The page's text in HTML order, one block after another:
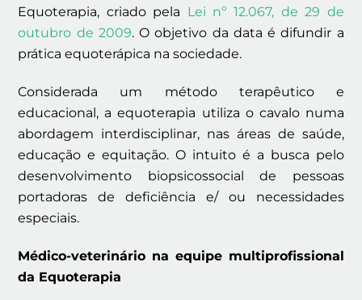
Equoterapia, criado pela Lei nº 12.067, de 29 de
outubro de 2009. O objetivo da data é difundir a
prática equoterápica na sociedade.
Considerada um método terapêutico e
educacional, a equoterapia utiliza o cavalo numa
abordagem interdisciplinar, nas áreas de saúde,
educação e equitação. O intuito é a busca pelo
desenvolvimento biopsicossocial de pessoas
portadoras de deficiência e/ ou necessidades
especiais.
Médico-veterinário na equipe multiprofissional
da Equoterapia